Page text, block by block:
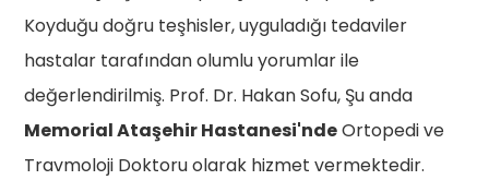
Koyduğu doğru teşhisler, uyguladığı tedaviler
hastalar tarafından olumlu yorumlar ile
değerlendirilmiş. Prof. Dr. Hakan Sofu, Şu anda
Memorial Ataşehir Hastanesi'ndeOrtopedi ve
Travmoloji Doktoru olarak hizmet vermektedir.